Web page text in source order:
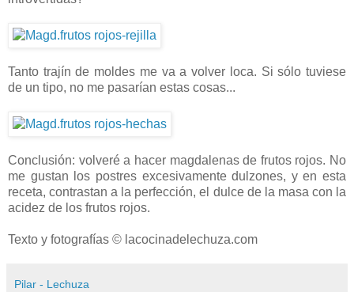
Tanto trajín de moldes me va a volver loca. Si sólo tuviese
de un tipo, no me pasarían estas cosas...
Conclusión: volveré a hacer magdalenas de frutos rojos. No
me gustan los postres excesivamente dulzones, y en esta
receta, contrastan a la perfección, el dulce de la masa con la
acidez de los frutos rojos.
Texto y fotografías © lacocinadelechuza.com
Pilar - Lechuza